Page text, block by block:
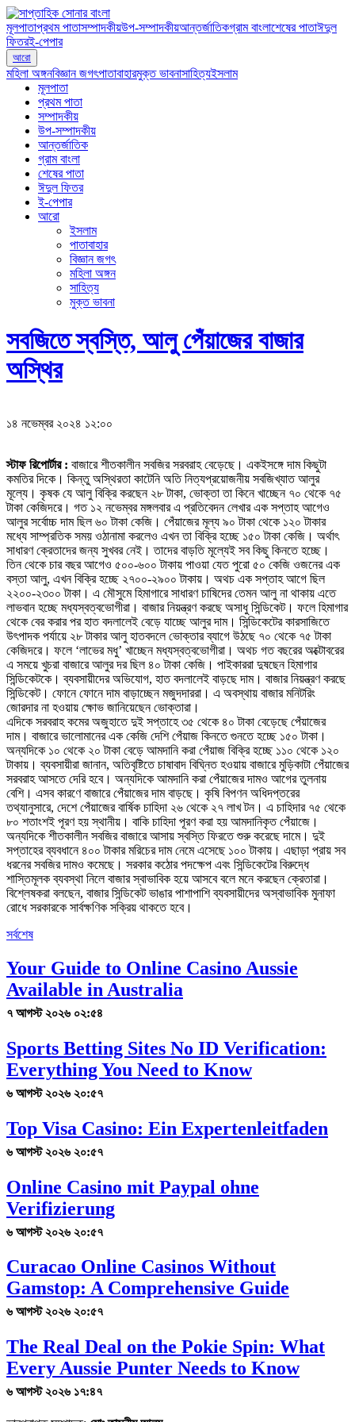
মূলপাতাপ্রথম পাতাসম্পাদকীয়উপ-সম্পাদকীয়আন্তর্জাতিকগ্রাম বাংলাশেষের পাতাঈদুল
ফিতরই-পেপার
আরো
মহিলা অঙ্গনবিজ্ঞান জগৎপাতাবাহারমুক্ত ভাবনাসাহিত্যইসলাম
মূলপাতা
প্রথম পাতা
সম্পাদকীয়
উপ-সম্পাদকীয়
আন্তর্জাতিক
গ্রাম বাংলা
শেষের পাতা
ঈদুল ফিতর
ই-পেপার
আরো
ইসলাম
পাতাবাহার
বিজ্ঞান জগৎ
মহিলা অঙ্গন
সাহিত্য
মুক্ত ভাবনা
সবজিতে স্বস্তি, আলু পেঁয়াজের বাজার
অস্থির
১৪ নভেম্বর ২০২৪ ১২:০০
স্টাফ রিপোর্টার : বাজারে শীতকালীন সবজির সরবরাহ বেড়েছে। একইসঙ্গে দাম কিছুটা
কমতির দিকে। কিন্তু অস্থিরতা কাটেনি অতি নিত্যপ্রয়োজনীয় সবজিখ্যাত আলুর
মূল্যে। কৃষক যে আলু বিক্রি করছেন ২৮ টাকা, ভোক্তা তা কিনে খাচ্ছেন ৭০ থেকে ৭৫
টাকা কেজিদরে। গত ১২ নভেম্বর মঙ্গলবার এ প্রতিবেদন লেখার এক সপ্তাহ আগেও
আলুর সর্বোচ্চ দাম ছিল ৬০ টাকা কেজি। পেঁয়াজের মূল্য ৯০ টাকা থেকে ১২০ টাকার
মধ্যে সাম্প্রতিক সময় ওঠানামা করলেও এখন তা বিক্রি হচ্ছে ১৫০ টাকা কেজি। অর্থাৎ
সাধারণ ক্রেতাদের জন্য সুখবর নেই। তাদের বাড়তি মূল্যেই সব কিছু কিনতে হচ্ছে।
তিন থেকে চার বছর আগেও ৫০০-৬০০ টাকায় পাওয়া যেত পুরো ৫০ কেজি ওজনের এক
বস্তা আলু, এখন বিক্রি হচ্ছে ২৭০০-২৯০০ টাকায়। অথচ এক সপ্তাহ আগে ছিল
২২০০-২৩০০ টাকা। এ মৌসুমে হিমাগারে সাধারণ চাষিদের তেমন আলু না থাকায় এতে
লাভবান হচ্ছে মধ্যস্বত্বভোগীরা। বাজার নিয়ন্ত্রণ করছে অসাধু সিন্ডিকেট। ফলে হিমাগার
থেকে বের করার পর হাত বদলালেই বেড়ে যাচ্ছে আলুর দাম। সিন্ডিকেটের কারসাজিতে
উৎপাদক পর্যায়ে ২৮ টাকার আলু হাতবদলে ভোক্তার ব্যাগে উঠছে ৭০ থেকে ৭৫ টাকা
কেজিদরে। ফলে ‘লাভের মধু’ খাচ্ছেন মধ্যস্বত্বভোগীরা। অথচ গত বছরের অক্টোবরের
এ সময়ে খুচরা বাজারে আলুর দর ছিল ৪০ টাকা কেজি। পাইকাররা দুষছেন হিমাগার
সিন্ডিকেটকে। ব্যবসায়ীদের অভিযোগ, হাত বদলালেই বাড়ছে দাম। বাজার নিয়ন্ত্রণ করছে
সিন্ডিকেট। ফোনে ফোনে দাম বাড়াচ্ছেন মজুদদাররা। এ অবস্থায় বাজার মনিটরিং
জোরদার না হওয়ায় ক্ষোভ জানিয়েছেন ভোক্তারা।
এদিকে সরবরাহ কমের অজুহাতে দুই সপ্তাহে ৩৫ থেকে ৪০ টাকা বেড়েছে পেঁয়াজের
দাম। বাজারে ভালোমানের এক কেজি দেশি পেঁয়াজ কিনতে গুনতে হচ্ছে ১৫০ টাকা।
অন্যদিকে ১০ থেকে ২০ টাকা বেড়ে আমদানি করা পেঁয়াজ বিক্রি হচ্ছে ১১০ থেকে ১২০
টাকায়। ব্যবসায়ীরা জানান, অতিবৃষ্টিতে চাষাবাদ বিঘ্নিত হওয়ায় বাজারে মুড়িকাটা পেঁয়াজের
সরবরাহ আসতে দেরি হবে। অন্যদিকে আমদানি করা পেঁয়াজের দামও আগের তুলনায়
বেশি। এসব কারণে বাজারে পেঁয়াজের দাম বাড়ছে। কৃষি বিপণন অধিদপ্তরের
তথ্যানুসারে, দেশে পেঁয়াজের বার্ষিক চাহিদা ২৬ থেকে ২৭ লাখ টন। এ চাহিদার ৭৫ থেকে
৮০ শতাংশই পূরণ হয় স্থানীয়। বাকি চাহিদা পূরণ করা হয় আমদানিকৃত পেঁয়াজে।
অন্যদিকে শীতকালীন সবজির বাজারে আসায় স্বস্তি ফিরতে শুরু করেছে দামে। দুই
সপ্তাহের ব্যবধানে ৪০০ টাকার মরিচের দাম নেমে এসেছে ১০০ টাকায়। এছাড়া প্রায় সব
ধরনের সবজির দামও কমেছে। সরকার কঠোর পদক্ষেপ এবং সিন্ডিকেটের বিরুদ্ধে
শাস্তিমূলক ব্যবস্থা নিলে বাজার স্বাভাবিক হয়ে আসবে বলে মনে করছেন ক্রেতারা।
বিশ্লেষকরা বলছেন, বাজার সিন্ডিকেট ভাঙার পাশাপাশি ব্যবসায়ীদের অস্বাভাবিক মুনাফা
রোধে সরকারকে সার্বক্ষণিক সক্রিয় থাকতে হবে।
সর্বশেষ
Your Guide to Online Casino Aussie
Available in Australia
৭ আগস্ট ২০২৬ ০২:৫৪
Sports Betting Sites No ID Verification:
Everything You Need to Know
৬ আগস্ট ২০২৬ ২০:৫৭
Top Visa Casino: Ein Expertenleitfaden
৬ আগস্ট ২০২৬ ২০:৫৭
Online Casino mit Paypal ohne
Verifizierung
৬ আগস্ট ২০২৬ ২০:৫৭
Curacao Online Casinos Without
Gamstop: A Comprehensive Guide
৬ আগস্ট ২০২৬ ২০:৫৭
The Real Deal on the Pokie Spin: What
Every Aussie Punter Needs to Know
৬ আগস্ট ২০২৬ ১৭:৪৭